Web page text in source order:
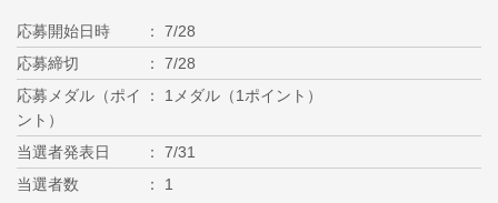
応募開始日時
7/28
応募締切
7/28
応募メダル（ポイ
ント）
1メダル（1ポイント）
当選者発表日
7/31
当選者数
1